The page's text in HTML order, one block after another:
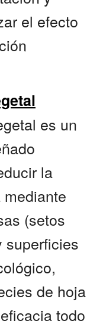
el efecto
es un
la
(setos
superficies
de hoja
todo